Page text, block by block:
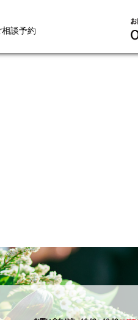
相談予約